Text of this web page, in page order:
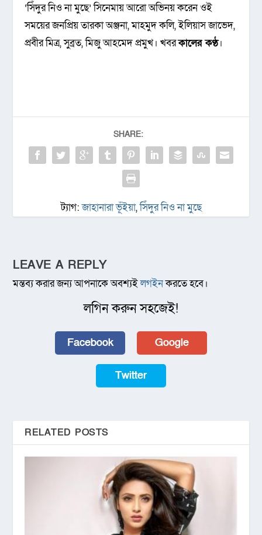
‘সিঁদুর নিও না মুছে’ সিনেমায় আরো অভিনয় করেন ওই
সময়ের জনপ্রিয় তারকা অঞ্জনা, মাহমুদ কলি, ইলিয়াস জাভেদ,
প্রবীর মিত্র, সুব্রত, মিজু আহমেদ প্রমুখ। খবরকালের কণ্ঠ।
SHARE:
ট্যাগ:জাহানারা ভূঁইয়া,সিঁদুর নিও না মুছে
LEAVE A REPLY
মন্তব্য করার জন্য আপনাকে অবশ্যইলগইনকরতে হবে।
লগিন করুন সহজেই!
Facebook Google
Twitter
RELATED POSTS